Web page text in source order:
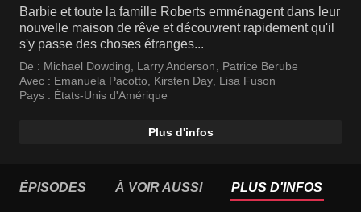
Barbie et toute la famille Roberts emménagent dans leur
nouvelle maison de rêve et découvrent rapidement qu'il
s'y passe des choses étranges...
De : Michael Dowding Larry Anderson
Patrice Berube
Avec : Emanuela Pacotto Kirsten Day Lisa Fuson
Pays : États-Unis d'Amérique
Plus d'infos
ÉPISODES À VOIR AUSSI PLUS D'INFOS